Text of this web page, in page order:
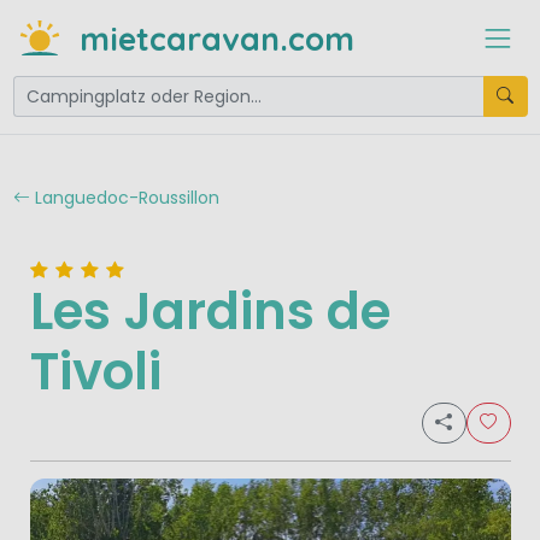
mietcaravan.com
Languedoc-Roussillon
Les Jardins de
Tivoli